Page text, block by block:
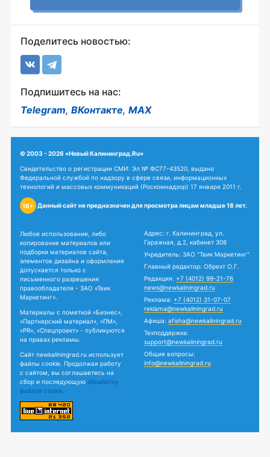
Поделитесь новостью:
Подпишитесь на нас:
Telegram, ВКонтакте, MAX
© 2003 - 2026 «Новый Калининград.Ru»
Свидетельство о регистрации СМИ: Эл № ФС77-43520, выдано
Федеральной службой по надзору в сфере связи, информационных
технологий и массовых коммуникаций (Роскомнадзор) 17 января 2011 г.
18+ Данный сайт не предназначен для просмотра лицам младше 18 лет.
Любое использование, либо
копирование материалов или
подборки материалов сайта,
элементов дизайна и оформления
допускается только с
письменного разрешения
правообладателя - ЗАО «Твик
Маркетинг».
Материалы с пометкой «Бизнес»,
«Партнерский материал», «ПМ»,
«PR», «Спецпроект» - публикуются
на правах рекламы.
Сайт newkaliningrad.ru использует
файлы cookie. Продолжая работу
с сайтом, вы соглашаетесь на
сбор и последующую обработку
файлов cookie.
Адрес: г. Калининград, ул.
Гаражная, д.2, кабинет 308
Учредитель: ЗАО "Твик Маркетинг"
Главный редактор: Обрехт О.Г.
Редакция: +7 (4012) 99-21-76
news@newkaliningrad.ru
Реклама: +7 (4012) 31-07-07
reklama@newkaliningrad.ru
Афиша: afisha@newkaliningrad.ru
Техподдержка:
support@newkaliningrad.ru
Общие вопросы:
info@newkaliningrad.ru